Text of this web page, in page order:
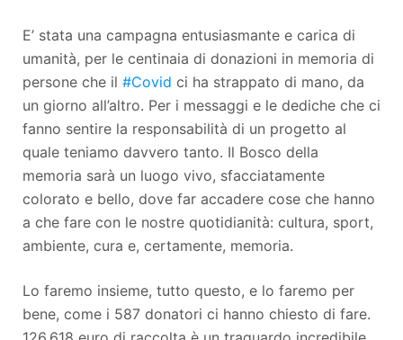
E’ stata una campagna entusiasmante e carica di
umanità, per le centinaia di donazioni in memoria di
persone che il #Covid ci ha strappato di mano, da
un giorno all’altro. Per i messaggi e le dediche che ci
fanno sentire la responsabilità di un progetto al
quale teniamo davvero tanto. Il Bosco della
memoria sarà un luogo vivo, sfacciatamente
colorato e bello, dove far accadere cose che hanno
a che fare con le nostre quotidianità: cultura, sport,
ambiente, cura e, certamente, memoria.
Lo faremo insieme, tutto questo, e lo faremo per
bene, come i 587 donatori ci hanno chiesto di fare.